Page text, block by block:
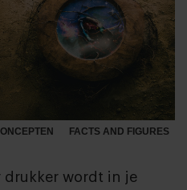
FACTS AND FIGURES
drukker wordt in je